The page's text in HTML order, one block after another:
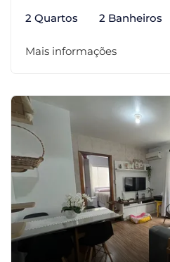
2 Quartos 2 Banheiros
Mais informações